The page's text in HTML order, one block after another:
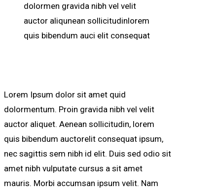
dolormen gravida nibh vel velit
auctor aliqunean sollicitudinlorem
quis bibendum auci elit consequat
Lorem Ipsum dolor sit amet quid
dolormentum. Proin gravida nibh vel velit
auctor aliquet. Aenean sollicitudin, lorem
quis bibendum auctorelit consequat ipsum,
nec sagittis sem nibh id elit. Duis sed odio sit
amet nibh vulputate cursus a sit amet
mauris. Morbi accumsan ipsum velit. Nam